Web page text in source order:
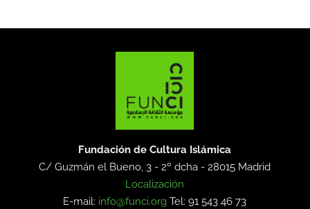
Fundación de Cultura Islámica
C/ Guzmán el Bueno, 3 - 2º dcha -28015 Madrid
Localización
E-mail: info@funci.org Tel: 91 543 46 73